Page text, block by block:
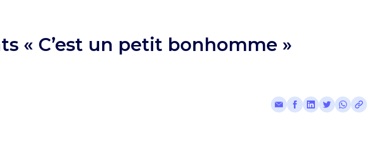
« C’est un petit bonhomme »